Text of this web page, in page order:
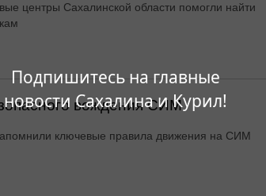
Подпишитесь на главные
новости Сахалина и Курил!
центры Сахалинской области помогли найти
вождения СИМ
ключевые правила движения на СИМ